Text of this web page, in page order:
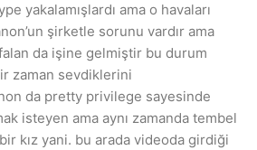
yakalamışlardı ama o havaları
şirketle sorunu vardır ama
da işine gelmiştir bu durum
zaman sevdiklerini
da pretty privilege sayesinde
isteyen ama aynı zamanda tembel
kız yani. bu arada videoda girdiği